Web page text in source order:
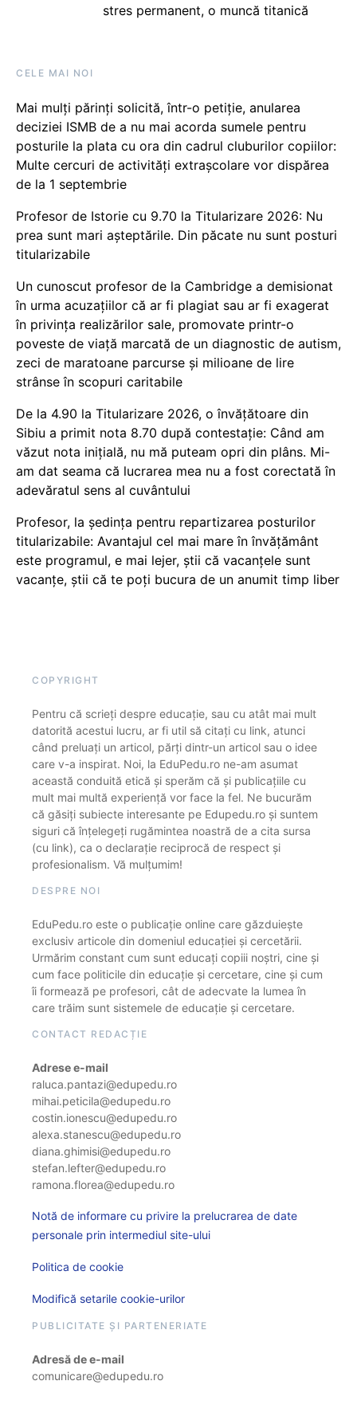
stres permanent, o muncă titanică
CELE MAI NOI
Mai mulți părinți solicită, într-o petiție, anularea
deciziei ISMB de a nu mai acorda sumele pentru
posturile la plata cu ora din cadrul cluburilor copiilor:
Multe cercuri de activități extrașcolare vor dispărea
de la 1 septembrie
Profesor de Istorie cu 9.70 la Titularizare 2026: Nu
prea sunt mari așteptările. Din păcate nu sunt posturi
titularizabile
Un cunoscut profesor de la Cambridge a demisionat
în urma acuzațiilor că ar fi plagiat sau ar fi exagerat
în privința realizărilor sale, promovate printr-o
poveste de viață marcată de un diagnostic de autism,
zeci de maratoane parcurse și milioane de lire
strânse în scopuri caritabile
De la 4.90 la Titularizare 2026, o învățătoare din
Sibiu a primit nota 8.70 după contestație: Când am
văzut nota inițială, nu mă puteam opri din plâns. Mi-
am dat seama că lucrarea mea nu a fost corectată în
adevăratul sens al cuvântului
Profesor, la ședința pentru repartizarea posturilor
titularizabile: Avantajul cel mai mare în învățământ
este programul, e mai lejer, știi că vacanțele sunt
vacanţe, știi că te poți bucura de un anumit timp liber
COPYRIGHT
Pentru că scrieți despre educație, sau cu atât mai mult
datorită acestui lucru, ar fi util să citați cu link, atunci
când preluați un articol, părți dintr-un articol sau o idee
care v-a inspirat. Noi, la EduPedu.ro ne-am asumat
această conduită etică și sperăm că și publicațiile cu
mult mai multă experiență vor face la fel. Ne bucurăm
că găsiți subiecte interesante pe Edupedu.ro și suntem
siguri că înțelegeți rugămintea noastră de a cita sursa
(cu link), ca o declarație reciprocă de respect și
profesionalism. Vă mulțumim!
DESPRE NOI
EduPedu.ro este o publicație online care găzduiește
exclusiv articole din domeniul educației și cercetării.
Urmărim constant cum sunt educați copiii noștri, cine și
cum face politicile din educație și cercetare, cine și cum
îi formează pe profesori, cât de adecvate la lumea în
care trăim sunt sistemele de educație și cercetare.
CONTACT REDACȚIE
Adrese e-mail
raluca.pantazi@edupedu.ro
mihai.peticila@edupedu.ro
costin.ionescu@edupedu.ro
alexa.stanescu@edupedu.ro
diana.ghimisi@edupedu.ro
stefan.lefter@edupedu.ro
ramona.florea@edupedu.ro
Notă de informare cu privire la prelucrarea de date
personale prin intermediul site-ului
Politica de cookie
Modifică setarile cookie-urilor
PUBLICITATE ȘI PARTENERIATE
Adresă de e-mail
comunicare@edupedu.ro